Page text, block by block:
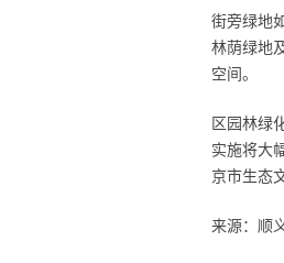
街旁绿地
林荫绿地
空间。
区园林绿
实施将大
京市生态
来源：顺